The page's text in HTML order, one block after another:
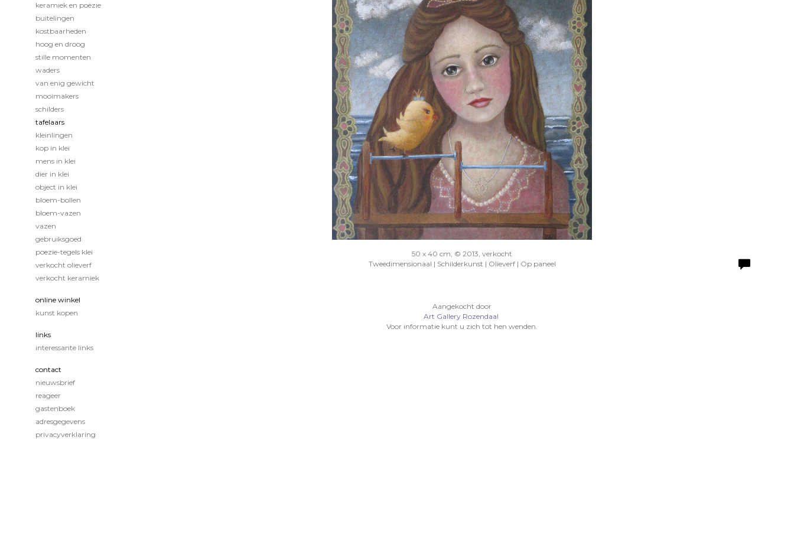
50 x 40 cm, © 2013, verkocht
Tweedimensionaal | Schilderkunst | Olieverf | Op paneel
Aangekocht door
Art Gallery Rozendaal
Voor informatie kunt u zich tot hen wenden.
keramiek en poëzie
buitelingen
kostbaarheden
hoog en droog
stille momenten
waders
van enig gewicht
mooimakers
schilders
tafelaars
kleinlingen
kop in klei
mens in klei
dier in klei
object in klei
bloem-bollen
bloem-vazen
vazen
gebruiksgoed
poezie-tegels klei
verkocht olieverf
verkocht keramiek
online winkel
kunst kopen
links
interessante links
contact
nieuwsbrief
reageer
gastenboek
adresgegevens
privacyverklaring